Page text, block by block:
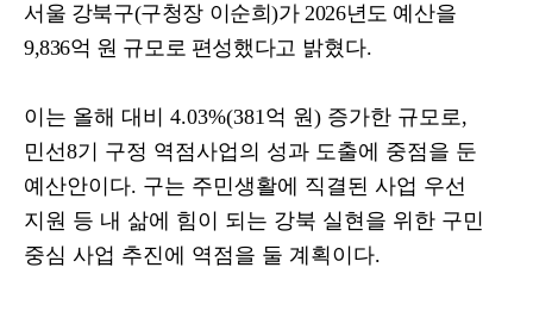
서울 강북구(구청장 이순희)가2026년도 예산을
9,836억 원 규모로 편성했다고 밝혔다.
이는 올해 대비 4.03%(381억 원) 증가한 규모로,
민선8기 구정 역점사업의 성과 도출에 중점을 둔
예산안이다. 구는 주민생활에 직결된 사업 우선
지원 등 내 삶에 힘이 되는 강북 실현을 위한 구민
중심 사업 추진에 역점을 둘 계획이다.